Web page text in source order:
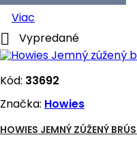
Viac
 Vypredané
Kód: 33692
Značka: Howies
HOWIES JEMNÝ ZÚŽENÝ